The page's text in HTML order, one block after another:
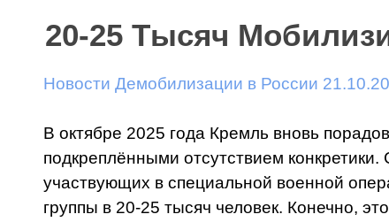
20-25 Тысяч
Новости Демобилизации в России
В октябре 2025 года Кремль вновь
подкреплёнными отсутствием
участвующих в специальной военной
группы в 20-25 тысяч человек. Конечно,